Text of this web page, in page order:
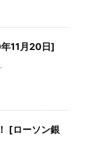
11月20日]
[ローソン銀